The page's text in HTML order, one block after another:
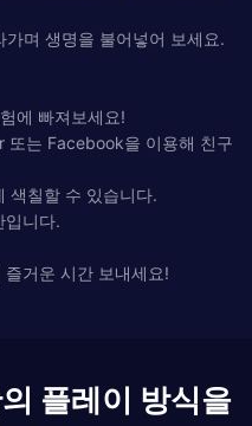
며 생명을 불어넣어 보세요.
에 빠져보세요!
는 Facebook을 이용해 친구
색칠할 수 있습니다.
입니다.
거운 시간 보내세요!
플레이 방식을